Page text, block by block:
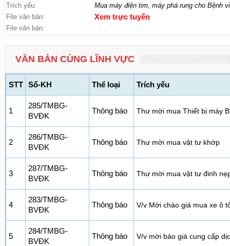
Trích yếu:
Mua máy điện tim, máy phá rung cho Bệnh
File văn bản:
Xem trực tuyến
File văn bản:
VĂN BẢN CÙNG LĨNH VỰC
STT Số-KH Thể loại Trích yếu
1
285/TMBG-
BVĐK
Thông báo Thư mời mua Thiết bị máy
2
286/TMBG-
BVĐK
Thông báo Thư mời mua vật tư khớp
3
287/TMBG-
BVĐK
Thông báo Thư mời mua vật tư đinh
4
283/TMBG-
BVĐK
Thông báo V/v Mời chào giá mua xe ô
5
284/TMBG-
BVĐK
Thông báo V/v mời báo giá cung cấp